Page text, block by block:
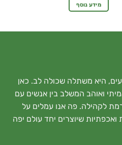
מידע נוסף
היא משתלה שכולה לב. כאן
ואוהב המשלב בין אנשים עם
לקהילה. פה אנו עמלים על
שיוצרים יחד עולם יפה